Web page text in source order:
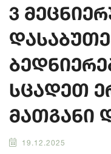
3
სცადეთ
მათგანი
19.12.2025